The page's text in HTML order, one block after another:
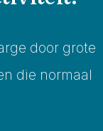
door grote
die normaal